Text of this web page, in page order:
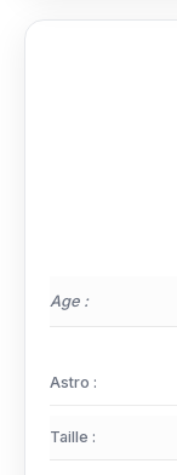
Age :
Astro :
Taille :